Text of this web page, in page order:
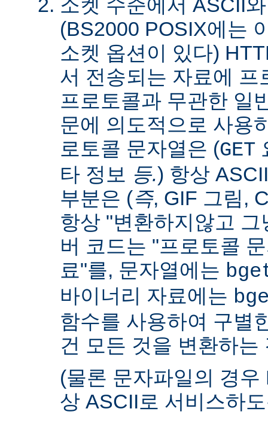
소켓 수준에서 ASCII
(BS2000 POSIX에는
소켓 옵션이 있다)
서 전송되는 자료에
프로토콜과 무관한 일
문에 의도적으로 사용
로토콜 문자열은 (GET
타 정보 등.) 항상
부분은 (즉, GIF 그림,
항상 "변환하지않고
버 코드는 "프로토콜
료"를, 문자열에는
바이너리 자료에는
함수를 사용하여 구별
건 모든 것을 변환하
(물론 문자파일의 경
상 ASCII로 서비스하